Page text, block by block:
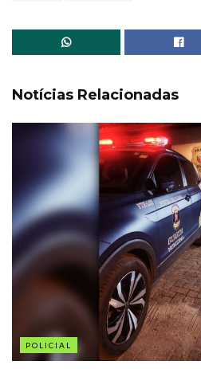
Notícias Relacionadas
POLICIAL